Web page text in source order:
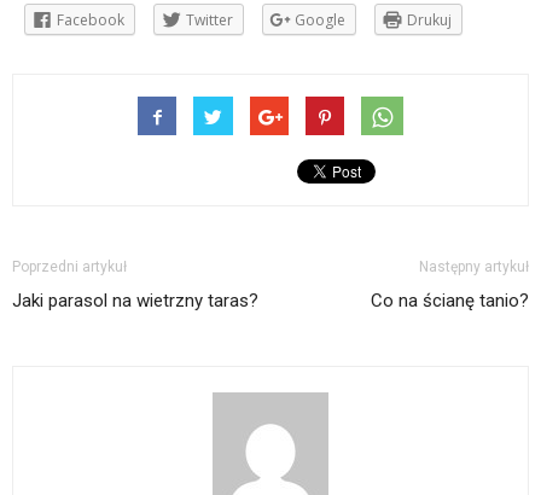
Facebook Twitter Google Drukuj
Poprzedni artykuł
Jaki parasol na wietrzny taras?
Następny artykuł
Co na ścianę tanio?